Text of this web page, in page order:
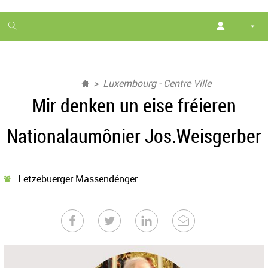
1
month
Luxembourg - Centre Ville
Mir denken un eise fréieren
Nationalaumônier Jos.Weisgerber
Lëtzebuerger Massendénger